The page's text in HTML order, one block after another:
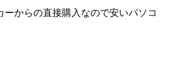
ーからの直接購入なので安いパソコ